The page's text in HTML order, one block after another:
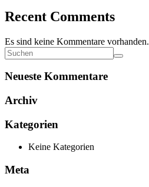
Recent Comments
Es sind keine Kommentare vorhanden.
Neueste Kommentare
Archiv
Kategorien
Keine Kategorien
Meta